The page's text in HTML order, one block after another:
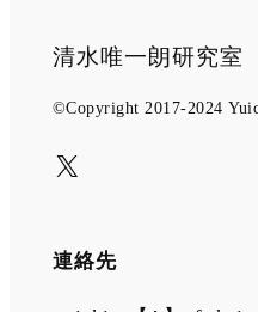
清水唯一朗研究室
©Copyright 2017-2024
X
連絡先